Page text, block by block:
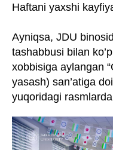
Haftani yaxshi
Ayniqsa, JDU
tashabbusi bilan
xobbisiga aylangan
yasash) san’atiga
yuqoridagi